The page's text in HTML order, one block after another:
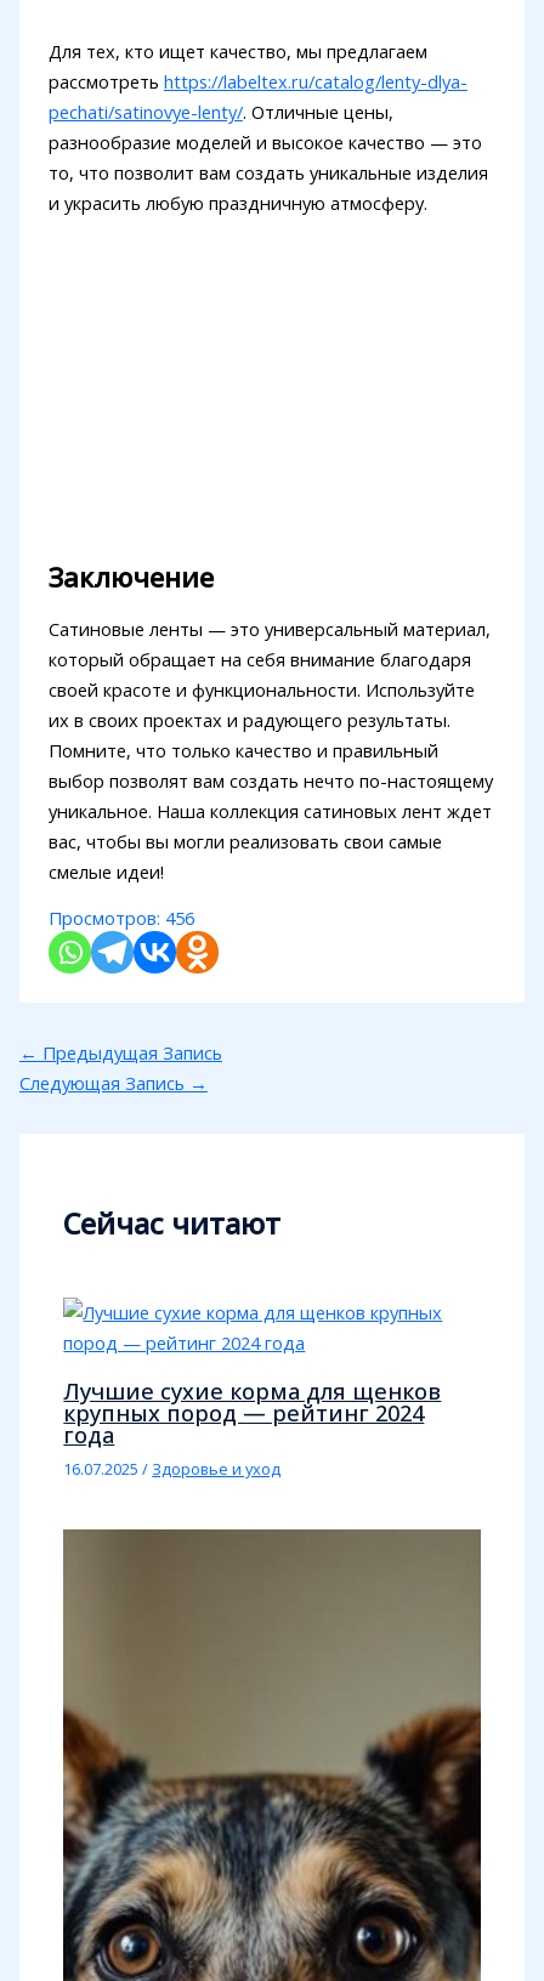
Для тех, кто ищет качество, мы предлагаем
рассмотреть https://labeltex.ru/catalog/lenty-dlya-
pechati/satinovye-lenty/. Отличные цены,
разнообразие моделей и высокое качество — это
то, что позволит вам создать уникальные изделия
и украсить любую праздничную атмосферу.
Заключение
Сатиновые ленты — это универсальный материал,
который обращает на себя внимание благодаря
своей красоте и функциональности. Используйте
их в своих проектах и радующего результаты.
Помните, что только качество и правильный
выбор позволят вам создать нечто по-настоящему
уникальное. Наша коллекция сатиновых лент ждет
вас, чтобы вы могли реализовать свои самые
смелые идеи!
Просмотров: 456
← Предыдущая Запись
Следующая Запись →
Сейчас читают
Лучшие сухие корма для щенков
крупных пород — рейтинг 2024
года
16.07.2025/ Здоровье и уход